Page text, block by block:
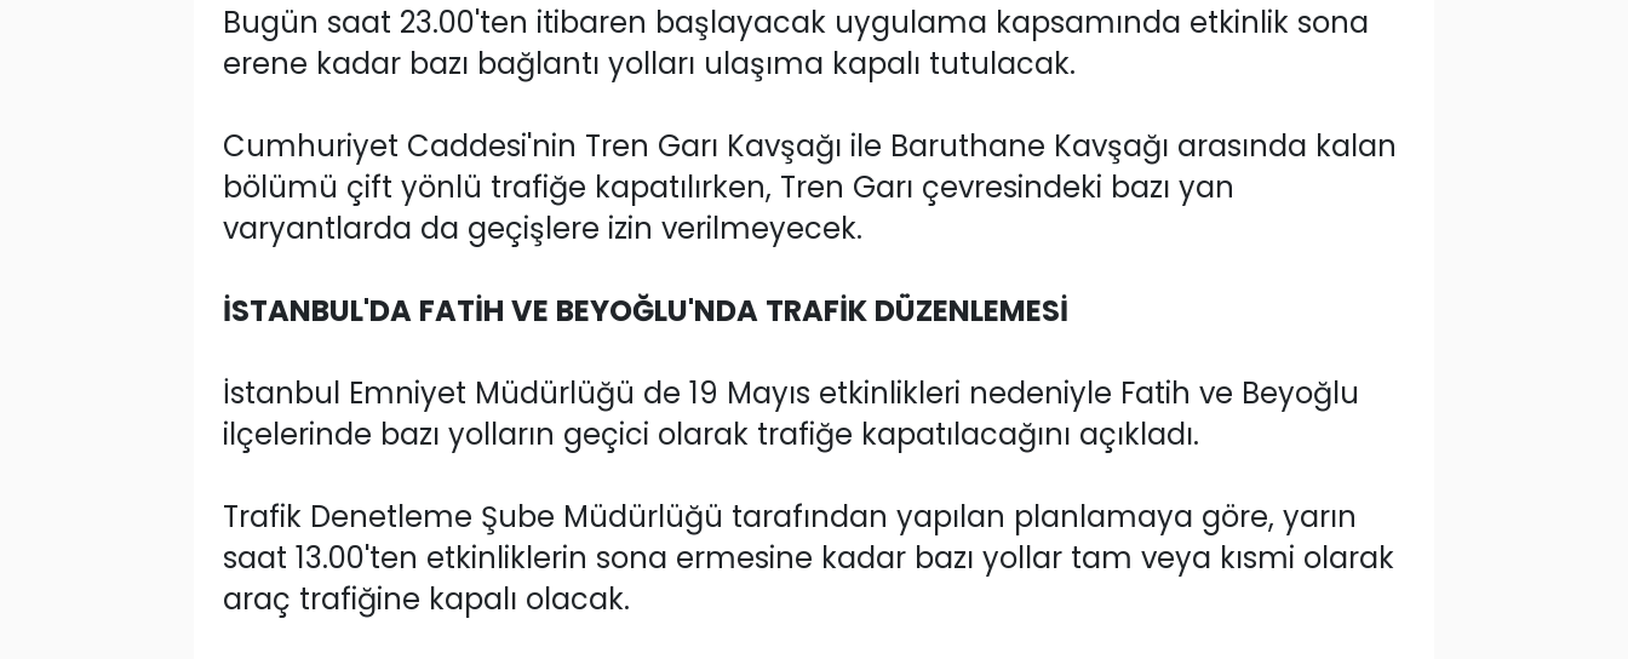
Bugün saat 23.00'ten itibaren başlayacak uygulama kapsamında etkinlik sona
erene kadar bazı bağlantı yolları ulaşıma kapalı tutulacak.
Cumhuriyet Caddesi'nin Tren Garı Kavşağı ile Baruthane Kavşağı arasında kalan
bölümü çift yönlü trafiğe kapatılırken, Tren Garı çevresindeki bazı yan
varyantlarda da geçişlere izin verilmeyecek.
İSTANBUL'DA FATİH VE BEYOĞLU'NDA TRAFİK DÜZENLEMESİ
İstanbul Emniyet Müdürlüğü de 19 Mayıs etkinlikleri nedeniyle Fatih ve Beyoğlu
ilçelerinde bazı yolların geçici olarak trafiğe kapatılacağını açıkladı.
Trafik Denetleme Şube Müdürlüğü tarafından yapılan planlamaya göre, yarın
saat 13.00'ten etkinliklerin sona ermesine kadar bazı yollar tam veya kısmi olarak
araç trafiğine kapalı olacak.